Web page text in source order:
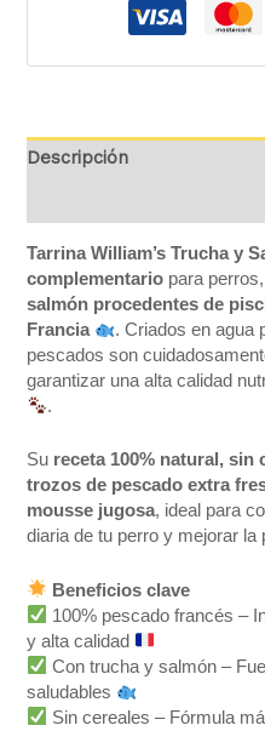
Descripción
Tarrina William’s Trucha y
complementario para
salmón procedentes de
Francia
. Criados en agua
pescados son
garantizar una alta calidad
.
Su receta 100% natural, sin
trozos de pescado extra
mousse jugosa, ideal para
diaria de tu perro y mejorar la
Beneficios clave
100% pescado francés –
y alta calidad
Con trucha y salmón –
saludables
Sin cereales – Fórmula